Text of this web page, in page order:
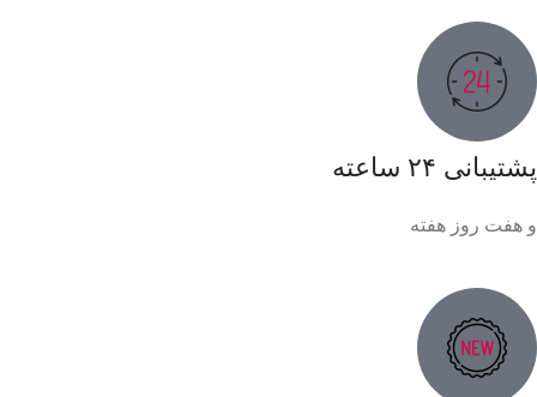
پشتیبانی ۲۴ ساعته
و هفت روز هفته